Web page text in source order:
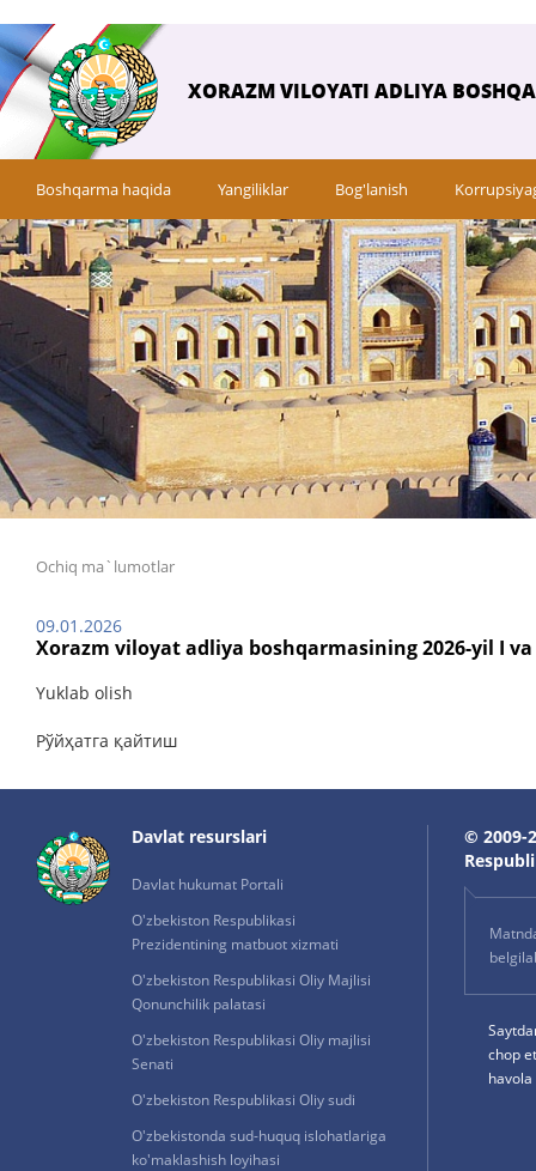
XORAZM VILOYATI ADLIYA
Boshqarma haqida Yangiliklar Bog'lanish
Ochiq ma`lumotlar
09.01.2026
Xorazm viloyat adliya boshqarmasining 2026-yil I
Yuklab olish
Рўйҳатга қайтиш
Davlat resurslari
Davlat hukumat Portali
O'zbekiston Respublikasi
Prezidentining matbuot xizmati
O'zbekiston Respublikasi Oliy Majlisi
Qonunchilik palatasi
O'zbekiston Respublikasi Oliy majlisi
Senati
O'zbekiston Respublikasi Oliy sudi
O'zbekistonda sud-huquq islohatlariga
ko'maklashish loyihasi
© 2009-
chop